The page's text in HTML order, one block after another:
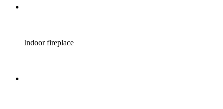
Indoor fireplace